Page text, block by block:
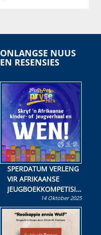
ONLANGSE NUUS
EN RESENSIES
SPERDATUM VERLENG
VIR AFRIKAANSE
JEUGBOEKKOMPETISIE
Skryf ’n jeugboek of
kinderboek en staan ’n
kans om R50 000 te
wen!
14 Oktober 2025